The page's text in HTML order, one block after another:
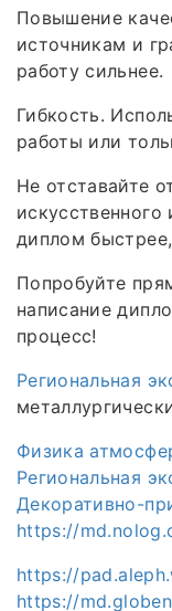
Повышение
источникам и
работу сильнее.
Гибкость.
работы или
Не отставайте
искусственного
диплом
Попробуйте
написание
процесс!
Региональная
Физика
Региональная
Декоративно-
https://
https://
https://